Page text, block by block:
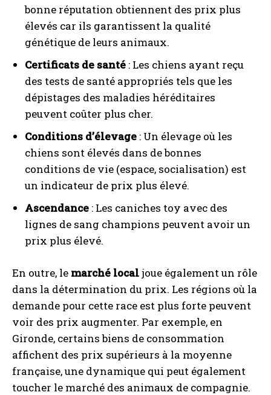
bonne réputation obtiennent des prix plus
élevés car ils garantissent la qualité
génétique de leurs animaux.
Certificats de santé : Les chiens ayant reçu
des tests de santé appropriés tels que les
dépistages des maladies héréditaires
peuvent coûter plus cher.
Conditions d’élevage : Un élevage où les
chiens sont élevés dans de bonnes
conditions de vie (espace, socialisation) est
un indicateur de prix plus élevé.
Ascendance : Les caniches toy avec des
lignes de sang champions peuvent avoir un
prix plus élevé.
En outre, le marché localjoue également un rôle
dans la détermination du prix. Les régions où la
demande pour cette race est plus forte peuvent
voir des prix augmenter. Par exemple, en
Gironde, certains biens de consommation
affichent des prix supérieurs à la moyenne
française, une dynamique qui peut également
toucher le marché des animaux de compagnie.